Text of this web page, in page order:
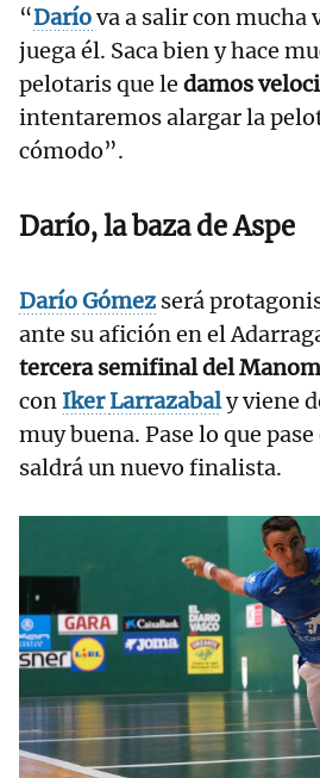
“Daríova a salir con mucha
juega él. Saca bien y hace
pelotaris que le damos
intentaremos alargar la
cómodo”.
Darío, la baza de Aspe
DaríoGómez será
ante su afición en el
tercera semifinal del
con IkerLarrazabaly viene
muy buena. Pase lo que
saldrá un nuevo finalista.